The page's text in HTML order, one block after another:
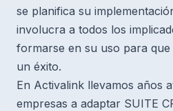
se planifica su
involucra a todos los
formarse en su uso para que
un éxito.
En Activalink llevamos años
empresas a adaptar SUITE